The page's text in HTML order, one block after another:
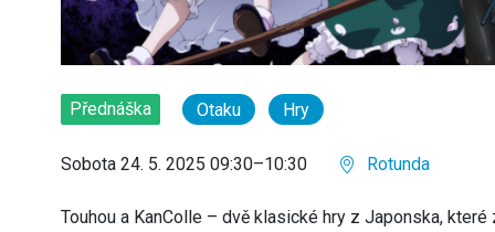
Přednáška Otaku Hry
Sobota 24. 5. 2025 09:30–10:30 Rotunda
Touhou a KanColle – dvě klasické hry z Japonska,